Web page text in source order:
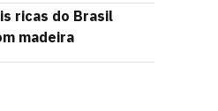
ricas do Brasil
madeira